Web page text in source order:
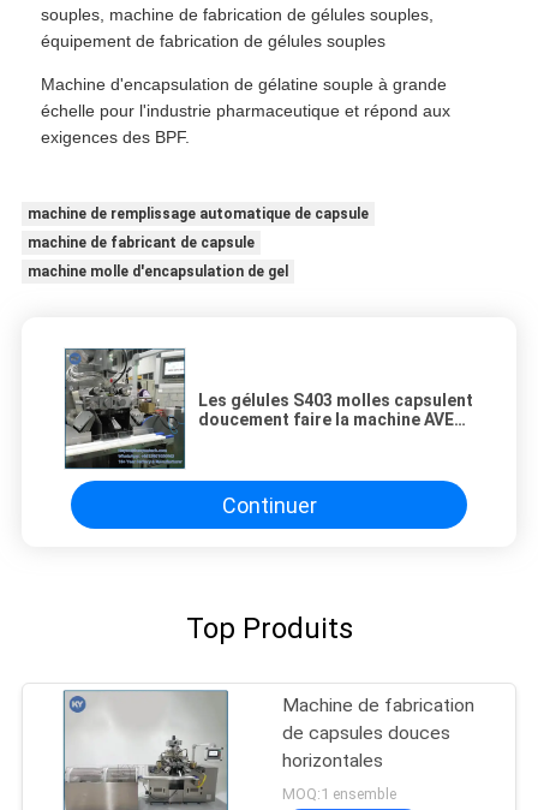
souples, machine de fabrication de gélules souples,
équipement de fabrication de gélules souples
Machine d'encapsulation de gélatine souple à grande
échelle pour l'industrie pharmaceutique et répond aux
exigences des BPF.
machine de remplissage automatique de capsule
machine de fabricant de capsule
machine molle d'encapsulation de gel
Les gélules S403 molles capsulent
doucement faire la machine AVEC
Continuer
Top Produits
Machine de fabrication
de capsules douces
horizontales
MOQ:1 ensemble